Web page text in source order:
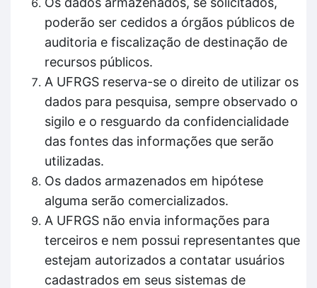
poderão ser cedidos a órgãos públicos de
auditoria e fiscalização de destinação de
recursos públicos.
A UFRGS reserva-se o direito de utilizar os
dados para pesquisa, sempre observado o
sigilo e o resguardo da confidencialidade
das fontes das informações que serão
utilizadas.
Os dados armazenados em hipótese
alguma serão comercializados.
A UFRGS não envia informações para
terceiros e nem possui representantes que
estejam autorizados a contatar usuários
cadastrados em seus sistemas de